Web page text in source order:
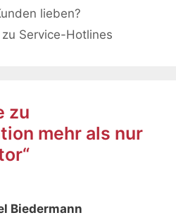
lieben?
Service-Hotlines
zu
mehr als nur
Biedermann